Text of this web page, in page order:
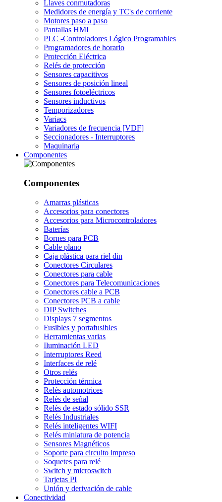
Llaves conmutadoras
Medidores de energía y TC's de corriente
Motores paso a paso
Pantallas HMI
PLC -Controladores Lógico Programables
Programadores de horario
Protección Eléctrica
Relés de protección
Sensores capacitivos
Sensores de posición lineal
Sensores fotoeléctricos
Sensores inductivos
Temporizadores
Variacs
Variadores de frecuencia [VDF]
Seccionadores - Interruptores
Maquinaria
Componentes
Componentes
Amarras plásticas
Accesorios para conectores
Accesorios para Microcontroladores
Baterías
Bornes para PCB
Cable plano
Caja plástica para riel din
Conectores Circulares
Conectores para cable
Conectores para Telecomunicaciones
Conectores cable a PCB
Conectores PCB a cable
DIP Switches
Displays 7 segmentos
Fusibles y portafusibles
Herramientas varias
Iluminación LED
Interruptores Reed
Interfaces de relé
Otros relés
Protección térmica
Relés automotrices
Relés de señal
Relés de estado sólido SSR
Relés Industriales
Relés inteligentes WIFI
Relés miniatura de potencia
Sensores Magnéticos
Soporte para circuito impreso
Soquetes para relé
Switch y microswitch
Tarjetas PI
Unión y derivación de cable
Conectividad